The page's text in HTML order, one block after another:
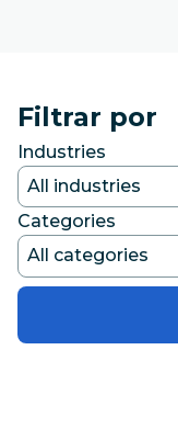
Filtrar por
Industries
Categories